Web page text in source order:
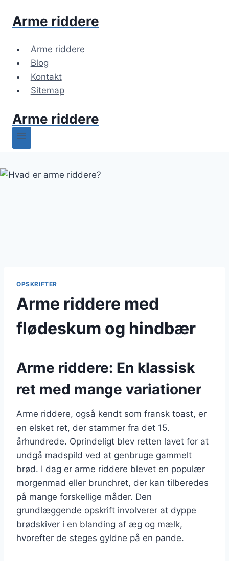
Arme riddere
Arme riddere
Blog
Kontakt
Sitemap
Arme riddere
OPSKRIFTER
Arme riddere med
flødeskum og hindbær
Arme riddere: En klassisk
ret med mange variationer
Arme riddere, også kendt som fransk toast, er
en elsket ret, der stammer fra det 15.
århundrede. Oprindeligt blev retten lavet for at
undgå madspild ved at genbruge gammelt
brød. I dag er arme riddere blevet en populær
morgenmad eller brunchret, der kan tilberedes
på mange forskellige måder. Den
grundlæggende opskrift involverer at dyppe
brødskiver i en blanding af æg og mælk,
hvorefter de steges gyldne på en pande.